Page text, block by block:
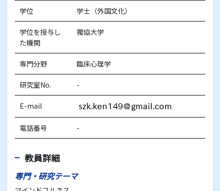
学位 学士（外国文化）
学位を授与し
た機関
獨協大学
専門分野 臨床心理学
研究室No. -
E-mail
電話番号 -
教員詳細
専門・研究テーマ